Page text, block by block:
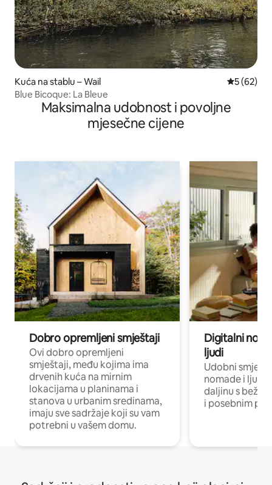
Kuća na stablu – Wail Prosječna
5 (62)
Blue Bicoque: La Bleue
Maksimalna udobnost i povoljne
mjesečne cijene
Dobro opremljeni smještaji
Ovi dobro opremljeni
smještaji, među kojima ima
drvenih kuća na mirnim
lokacijama u planinama i
stanova u urbanim sredinama,
imaju sve sadržaje koji su vam
potrebni u vašem domu.
Digitalni
ljudi
Udobni
nomade i ljude
daljinu s
i posebnim